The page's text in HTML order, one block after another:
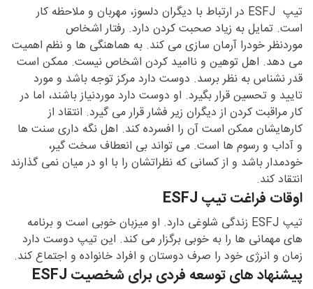
تیپ ESFJ در ارتباط با دیگران دلسوز، مهربان و ملاحظه کار
است. تمایل به زیاد صحبت کردن دارد. رفتار اشخاص
موردنظر خودرا آرمان سازی می کند. به هماهنگی ها و نظم اهمیت
می دهد. اهل توهین و ناامید کردن اشخاص نیست. ممکن است
قدر نشناس به نظر برسد. دوست دارد مرکز توجه باشد و مورد
تایید و تحسین قرار بگیرد. او دوست دارد موردنیاز باشند، اما در
کار مراقبت کردن از دیگران زیر فشار قرار می گیرد. انتقاد از
کارهایشان ممکن است آن را افسرده کند. اهل نگه داری سنت ها
و آداب و رسوم ها است. می تواند بی انعطاف سخت گیر،
خودمدار باشد و از کسانی که نظراتشان را با او در میان نمی گذارند
انتقاد کند.
اوقات فراغت تیپ ESFJ
تیپ ESFJ زندگی شلوغی دارد. او میزبان خوبی است و برنامه
های مهمانی ها را به خوبی برگزار می کند. این تیپ دوست دارد
زمان و انرژی خود را صرف دوستان و افراد خانواده و اجتماع کند.
پیشنهاد های توسعه فردی برای شخصیت ESFJ